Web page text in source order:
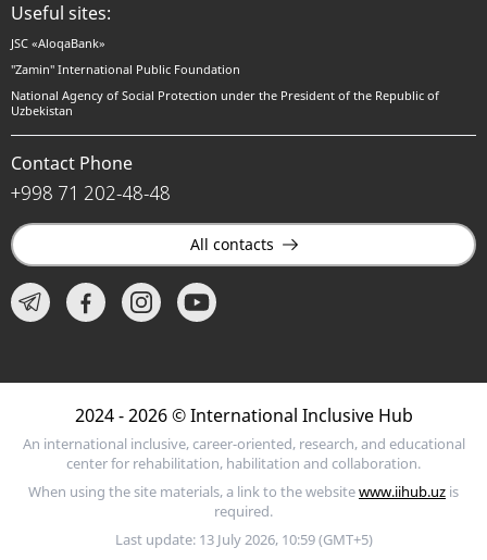
Useful sites:
JSC «AloqaBank»
"Zamin" International Public Foundation
National Agency of Social Protection under the President of the Republic of
Uzbekistan
Contact Phone
+998 71 202-48-48
All contacts
2024 - 2026 © International Inclusive Hub
An international inclusive, career-oriented, research, and educational
center for rehabilitation, habilitation and collaboration.
When using the site materials, a link to the websitewww.iihub.uz is
required.
Last update: 13 July 2026, 10:59 (GMT+5)